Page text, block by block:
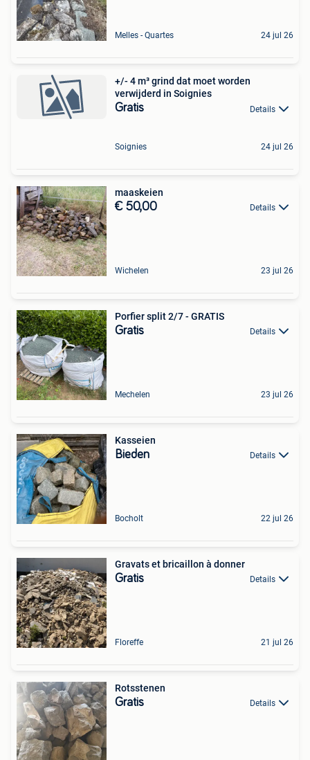
Melles - Quartes 24 jul 26
+/- 4 m³ grind dat moet worden
verwijderd in Soignies
Gratis Details
Soignies 24 jul 26
maaskeien
€ 50,00 Details
Wichelen 23 jul 26
Porfier split 2/7 - GRATIS
Gratis Details
Mechelen 23 jul 26
Kasseien
Bieden Details
Bocholt 22 jul 26
Gravats et bricaillon à donner
Gratis Details
Floreffe 21 jul 26
Rotsstenen
Gratis Details